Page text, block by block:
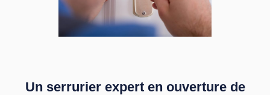
Un serrurier expert en ouverture de